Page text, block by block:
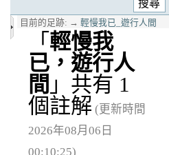
目前的足跡: → 輕慢我已_遊行人間
「 輕慢我
已，遊行人
間 」共有 1
個註解 (更新時間
2026年08月06日
00:10:25)